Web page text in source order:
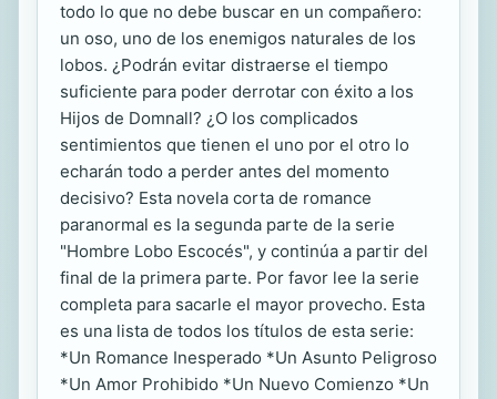
todo lo que no debe buscar en un compañero:
un oso, uno de los enemigos naturales de los
lobos. ¿Podrán evitar distraerse el tiempo
suficiente para poder derrotar con éxito a los
Hijos de Domnall? ¿O los complicados
sentimientos que tienen el uno por el otro lo
echarán todo a perder antes del momento
decisivo? Esta novela corta de romance
paranormal es la segunda parte de la serie
"Hombre Lobo Escocés", y continúa a partir del
final de la primera parte. Por favor lee la serie
completa para sacarle el mayor provecho. Esta
es una lista de todos los títulos de esta serie:
*Un Romance Inesperado *Un Asunto Peligroso
*Un Amor Prohibido *Un Nuevo Comienzo *Un